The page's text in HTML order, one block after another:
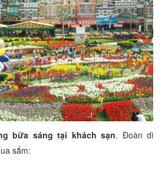
bữa sáng tại khách sạn. Đoàn di
sắm: